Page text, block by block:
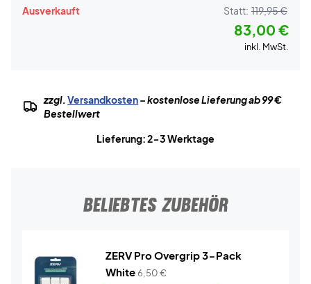
Ausverkauft Statt: 119,95 €
83,00 €
inkl. MwSt.
zzgl.Versandkosten– kostenlose Lieferung ab 99 €
Bestellwert
Lieferung: 2-3 Werktage
BELIEBTES ZUBEHÖR
ZERV Pro Overgrip 3-Pack
White6,50€